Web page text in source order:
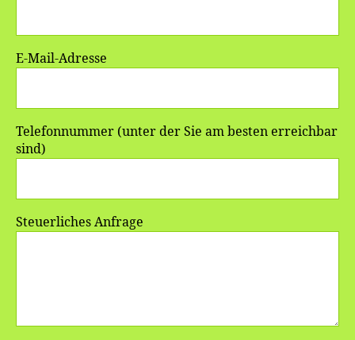
E-Mail-Adresse
Telefonnummer (unter der Sie am besten erreichbar
sind)
Steuerliches Anfrage